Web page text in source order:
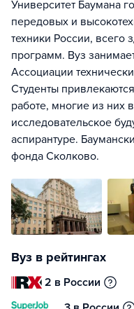
Университет Баумана
передовых и
техники России, всего
программ. Вуз
Ассоциации
Студенты
работе, многие из них
исследовательское
аспирантуре.
фонда Сколково.
Вуз в рейтингах
2 в России